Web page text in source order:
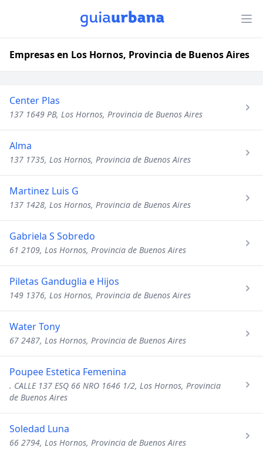
Empresas en Los Hornos, Provincia de Buenos Aires
Center Plas
137 1649 PB, Los Hornos, Provincia de Buenos Aires
Alma
137 1735, Los Hornos, Provincia de Buenos Aires
Martinez Luis G
137 1428, Los Hornos, Provincia de Buenos Aires
Gabriela S Sobredo
61 2109, Los Hornos, Provincia de Buenos Aires
Piletas Ganduglia e Hijos
149 1376, Los Hornos, Provincia de Buenos Aires
Water Tony
67 2487, Los Hornos, Provincia de Buenos Aires
Poupee Estetica Femenina
. CALLE 137 ESQ 66 NRO 1646 1/2, Los Hornos, Provincia
de Buenos Aires
Soledad Luna
66 2794, Los Hornos, Provincia de Buenos Aires